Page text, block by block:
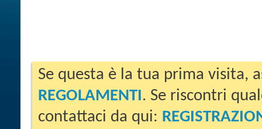
Se questa è la tua prima visita,
REGOLAMENTI. Se riscontri
contattaci da qui: